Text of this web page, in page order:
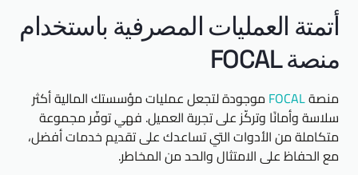
أتمتة العمليات المصرفية باستخدام
منصة FOCAL
منصةFOCAL موجودة لتجعل عمليات مؤسستك المالية أكثر
سلاسة وأمانًا وتركّز على تجربة العميل. فهي توفّر مجموعة
متكاملة من الأدوات التي تساعدك على تقديم خدمات أفضل،
مع الحفاظ على الامتثال والحد من المخاطر.